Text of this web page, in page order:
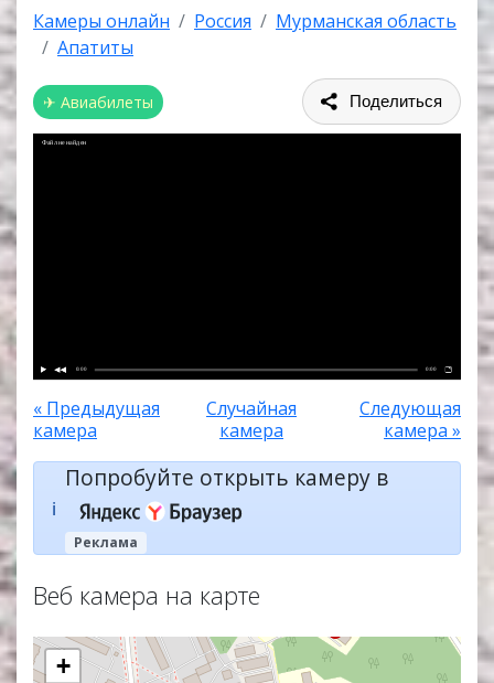
Камеры онлайн Россия
Мурманская область
Апатиты
✈ Авиабилеты Поделиться
Файл не найден
0:00 0:00
« Предыдущая
камера
Случайная
камера
Следующая
камера »
ℹ️
Попробуйте открыть камеру в
Реклама
Веб камера на карте
+